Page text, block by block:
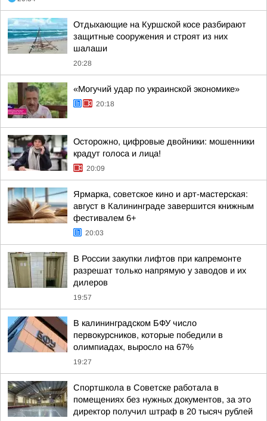
Отдыхающие на Куршской косе разбирают
защитные сооружения и строят из них
шалаши
20:28
«Могучий удар по украинской экономике»
20:18
Осторожно, цифровые двойники: мошенники
крадут голоса и лица!
20:09
Ярмарка, советское кино и арт-мастерская:
август в Калининграде завершится книжным
фестивалем 6+
20:03
В России закупки лифтов при капремонте
разрешат только напрямую у заводов и их
дилеров
19:57
В калининградском БФУ число
первокурсников, которые победили в
олимпиадах, выросло на 67%
19:27
Спортшкола в Советске работала в
помещениях без нужных документов, за это
директор получил штраф в 20 тысяч рублей